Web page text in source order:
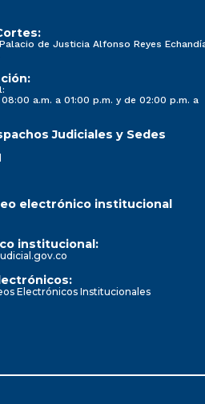
de Justicia Alfonso Reyes
a.m. a 01:00 p.m. y de 02:00 p.m. a
Judiciales y Sedes
electrónico institucional
institucional:
Electrónicos Institucionales